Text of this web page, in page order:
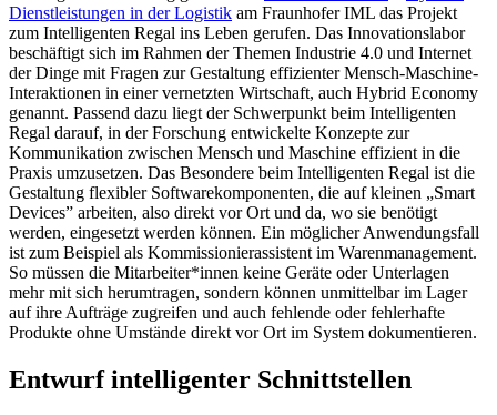
Dienstleistungen in der Logistik am Fraunhofer IML das Projekt
zum Intelligenten Regal ins Leben gerufen. Das Innovationslabor
beschäftigt sich im Rahmen der Themen Industrie 4.0 und Internet
der Dinge mit Fragen zur Gestaltung effizienter Mensch-Maschine-
Interaktionen in einer vernetzten Wirtschaft, auch Hybrid Economy
genannt. Passend dazu liegt der Schwerpunkt beim Intelligenten
Regal darauf, in der Forschung entwickelte Konzepte zur
Kommunikation zwischen Mensch und Maschine effizient in die
Praxis umzusetzen. Das Besondere beim Intelligenten Regal ist die
Gestaltung flexibler Softwarekomponenten, die auf kleinen „Smart
Devices” arbeiten, also direkt vor Ort und da, wo sie benötigt
werden, eingesetzt werden können. Ein möglicher Anwendungsfall
ist zum Beispiel als Kommissionierassistent im Warenmanagement.
So müssen die Mitarbeiter*innen keine Geräte oder Unterlagen
mehr mit sich herumtragen, sondern können unmittelbar im Lager
auf ihre Aufträge zugreifen und auch fehlende oder fehlerhafte
Produkte ohne Umstände direkt vor Ort im System dokumentieren.
Entwurf intelligenter Schnittstellen